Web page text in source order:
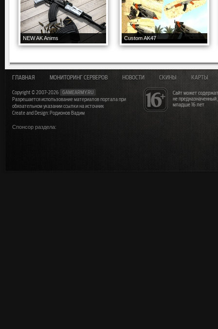
NEW AK Anims Custom AK47
Сайт может
не
младше 16 лет
ГЛАВНАЯ МОНИТОРИНГ СЕРВЕРОВ НОВОСТИ СКИНЫ КАРТЫ
Copyright © 2007-2026
GAMEARMY.RU
Разрешается использование материалов портала при
обязательном указании ссылки на источник
Create and Design: Родионов Вадим
Спонсор раздела: